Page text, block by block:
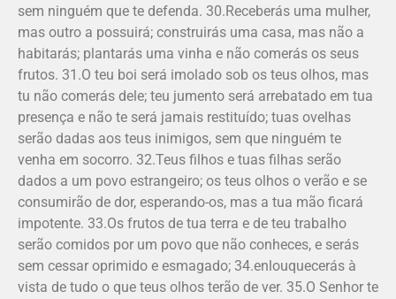
sem ninguém que te defenda. 30.Receberás uma mulher,
mas outro a possuirá; construirás uma casa, mas não a
habitarás; plantarás uma vinha e não comerás os seus
frutos. 31.O teu boi será imolado sob os teus olhos, mas
tu não comerás dele; teu jumento será arrebatado em tua
presença e não te será jamais restituído; tuas ovelhas
serão dadas aos teus inimigos, sem que ninguém te
venha em socorro. 32.Teus filhos e tuas filhas serão
dados a um povo estrangeiro; os teus olhos o verão e se
consumirão de dor, esperando-os, mas a tua mão ficará
impotente. 33.Os frutos de tua terra e de teu trabalho
serão comidos por um povo que não conheces, e serás
sem cessar oprimido e esmagado; 34.enlouquecerás à
vista de tudo o que teus olhos terão de ver. 35.O Senhor te